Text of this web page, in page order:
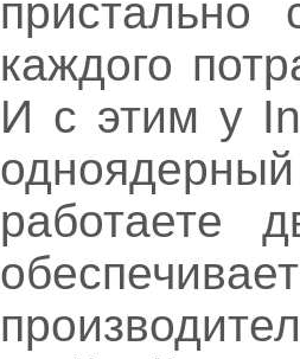
пристально
каждого
И с этим у
работаете